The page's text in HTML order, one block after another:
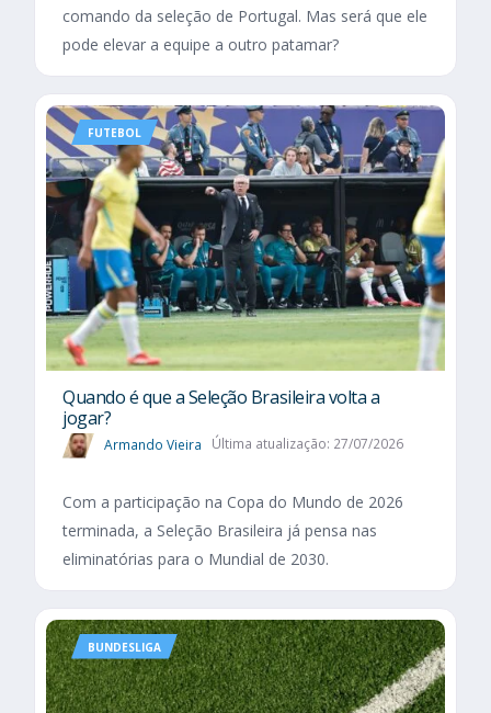
comando da seleção de Portugal. Mas será que ele
pode elevar a equipe a outro patamar?
FUTEBOL
Quando é que a Seleção Brasileira volta a
jogar?
Armando Vieira Última atualização: 27/07/2026
Com a participação na Copa do Mundo de 2026
terminada, a Seleção Brasileira já pensa nas
eliminatórias para o Mundial de 2030.
BUNDESLIGA